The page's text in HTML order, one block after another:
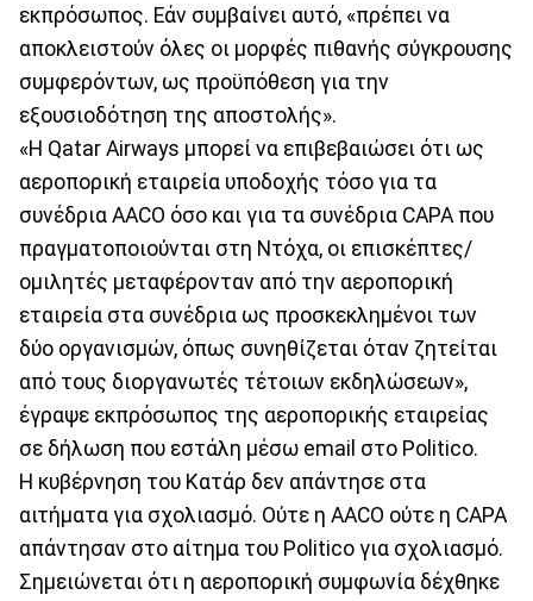
εκπρόσωπος. Εάν συμβαίνει αυτό, «πρέπει να
αποκλειστούν όλες οι μορφές πιθανής σύγκρουσης
συμφερόντων, ως προϋπόθεση για την
εξουσιοδότηση της αποστολής».
«Η Qatar Airways μπορεί να επιβεβαιώσει ότι ως
αεροπορική εταιρεία υποδοχής τόσο για τα
συνέδρια AACO όσο και για τα συνέδρια CAPA που
πραγματοποιούνται στη Ντόχα, οι επισκέπτες/
ομιλητές μεταφέρονταν από την αεροπορική
εταιρεία στα συνέδρια ως προσκεκλημένοι των
δύο οργανισμών, όπως συνηθίζεται όταν ζητείται
από τους διοργανωτές τέτοιων εκδηλώσεων»,
έγραψε εκπρόσωπος της αεροπορικής εταιρείας
σε δήλωση που εστάλη μέσω email στο Politico.
Η κυβέρνηση του Κατάρ δεν απάντησε στα
αιτήματα για σχολιασμό. Ούτε η AACO ούτε η CAPA
απάντησαν στο αίτημα του Politico για σχολιασμό.
Σημειώνεται ότι η αεροπορική συμφωνία δέχθηκε